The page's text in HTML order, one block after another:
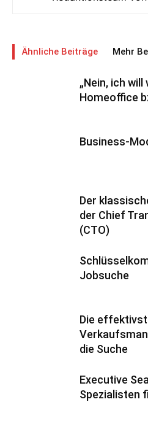
Ähnliche Beiträge Mehr
„Nein, ich
Homeoffice
Business-
Der
der Chief
(CTO)
Jobsuche
Die
die Suche
Executive
Spezialisten